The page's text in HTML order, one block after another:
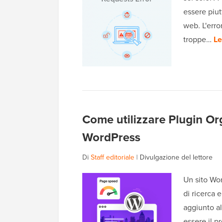
essere
web.
troppe…
Come utilizzare Plugin
WordPress
DiStaff editoriale | Divulgazione del lettore
Un sito
di ricerca
aggiunto